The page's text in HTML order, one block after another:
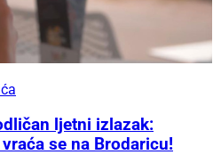
ljetni izlazak:
se na Brodaricu!